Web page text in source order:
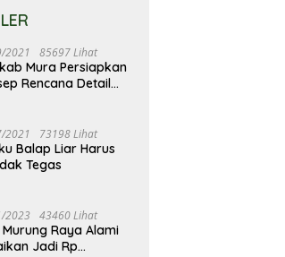
2021 85697 Lihat
Mura Persiapkan
Rencana Detail
2021 73198 Lihat
Balap Liar Harus
Tegas
2023 43460 Lihat
Murung Raya Alami
Jadi Rp